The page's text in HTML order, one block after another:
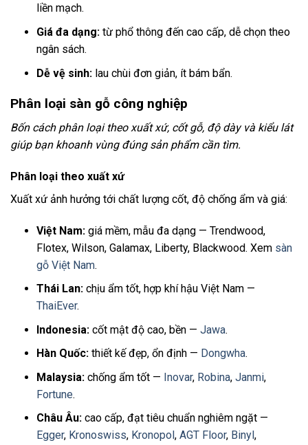
liền mạch.
Giá đa dạng: từ phổ thông đến cao cấp, dễ chọn theo
ngân sách.
Dễ vệ sinh: lau chùi đơn giản, ít bám bẩn.
Phân loại sàn gỗ công nghiệp
Bốn cách phân loại theo xuất xứ, cốt gỗ, độ dày và kiểu lát
giúp bạn khoanh vùng đúng sản phẩm cần tìm.
Phân loại theo xuất xứ
Xuất xứ ảnh hưởng tới chất lượng cốt, độ chống ẩm và giá:
Việt Nam: giá mềm, mẫu đa dạng — Trendwood,
Flotex, Wilson, Galamax, Liberty, Blackwood. Xem sàn
gỗ Việt Nam.
Thái Lan: chịu ẩm tốt, hợp khí hậu Việt Nam —
ThaiEver.
Indonesia: cốt mật độ cao, bền — Jawa.
Hàn Quốc: thiết kế đẹp, ổn định — Dongwha.
Malaysia: chống ẩm tốt — Inovar, Robina, Janmi,
Fortune.
Châu Âu: cao cấp, đạt tiêu chuẩn nghiêm ngặt —
Egger, Kronoswiss, Kronopol , AGT Floor, Binyl ,